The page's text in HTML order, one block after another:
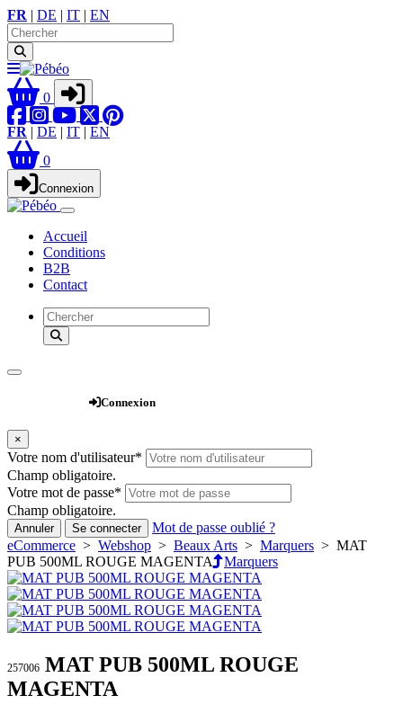
FR | DE | IT | EN
0
FR | DE | IT | EN
0
Connexion
Accueil
Conditions
B2B
Contact
Connexion
×
Votre nom d'utilisateur*
Champ obligatoire.
Votre mot de passe*
Champ obligatoire.
Annuler Se connecter
Mot de passe oublié ?
eCommerce > Webshop > Beaux Arts > Marquers > MAT
PUB 500ML ROUGE MAGENTA
Marquers
257006 MAT PUB 500ML ROUGE
MAGENTA